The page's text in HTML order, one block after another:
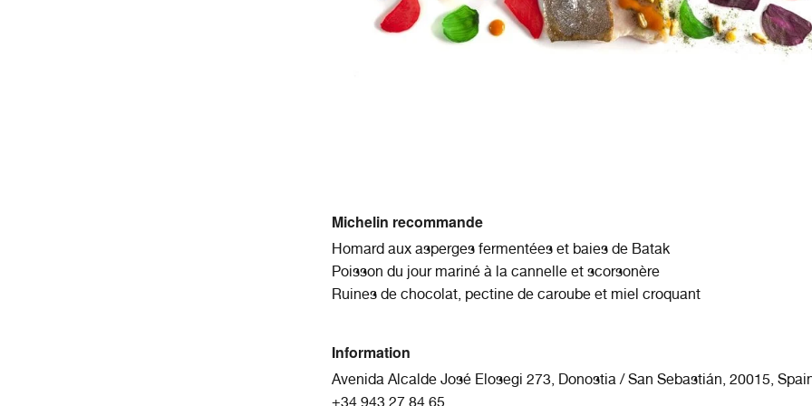
Michelin recommande
Homard aux asperges fermentées et baies de Batak
Poisson du jour mariné à la cannelle et scorsonère
Ruines de chocolat, pectine de caroube et miel croquant
Information
Avenida Alcalde José Elosegi 273, Donostia / San Sebastián, 20015,
+34 943 27 84 65